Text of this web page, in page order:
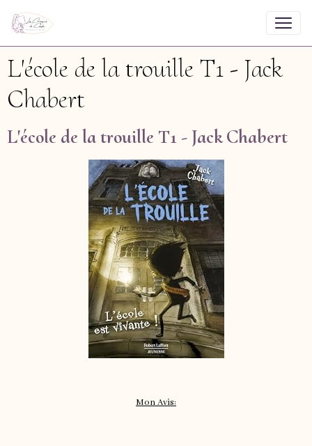
L'école de la trouille T1 - Jack
Chabert
L'école de la trouille T1 - Jack Chabert
Mon Avis: